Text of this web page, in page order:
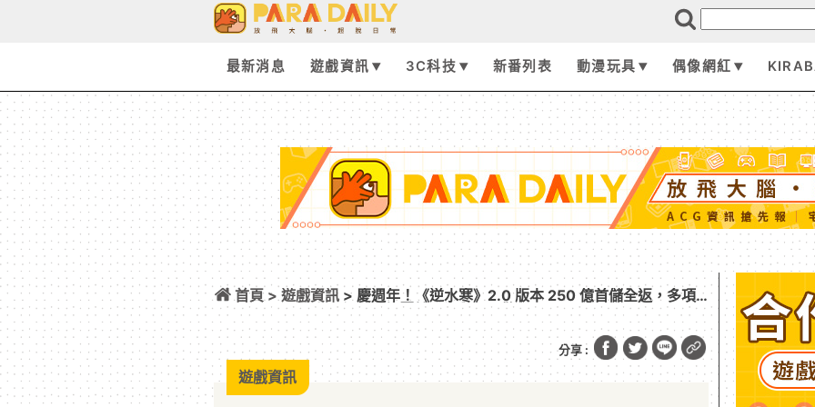
最新消息 遊戲資訊 3C科技 新番列表 動漫玩具 偶像網紅
首頁 >遊戲資訊 > 慶週年！《逆水寒》2.0 版本 250 億首儲全返，多項
IP 連動，幻藍小熊壓軸登場與民同歡
分享 :
遊戲資訊